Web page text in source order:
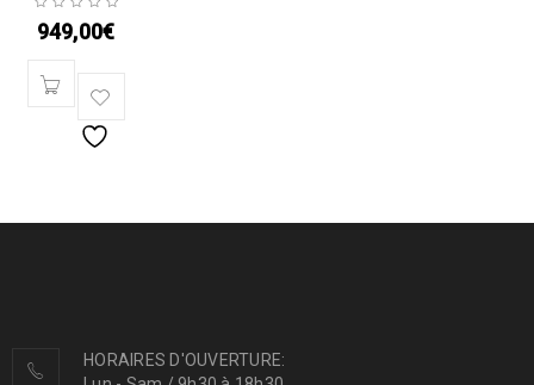
949,00€
HORAIRES D'OUVERTURE: